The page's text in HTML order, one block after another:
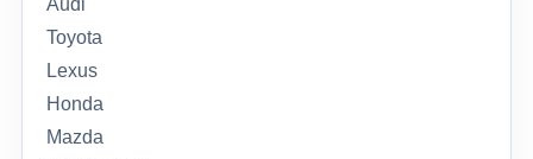
Audi
Toyota
Lexus
Honda
Mazda